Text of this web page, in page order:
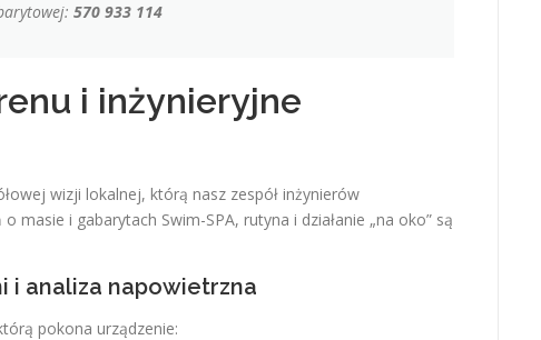
570 933 114
i inżynieryjne
wizji lokalnej, którą nasz zespół inżynierów
i gabarytach Swim-SPA, rutyna i działanie „na oko” są
i analiza napowietrzna
pokona urządzenie: